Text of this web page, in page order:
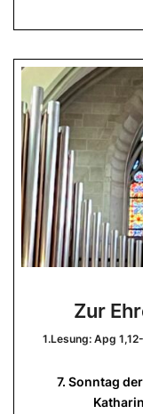
Zur
1.Lesung: Apg
7. Sonntag